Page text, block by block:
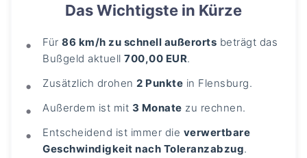
Das Wichtigste in Kürze
Für86 km/h zu schnell außerorts beträgt das
Bußgeld aktuell700,00 EUR.
Zusätzlich drohen2 Punkte in Flensburg.
Außerdem ist mit 3 Monate zu rechnen.
Entscheidend ist immer die verwertbare
Geschwindigkeit nach Toleranzabzug.